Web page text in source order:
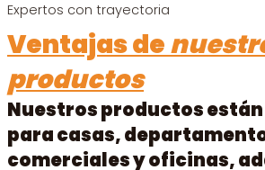
Expertos con trayectoria
Ventajas de
productos
Nuestros productos
para casas,
comerciales y oficinas,